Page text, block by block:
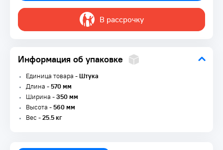
В рассрочку
Информация об упаковке
Единица товара -Штука
Длина -570 мм
Ширина -350 мм
Высота -560 мм
Вес -25.5 кг